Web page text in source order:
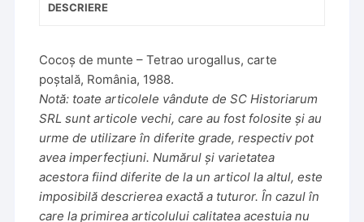
DESCRIERE
Cocoș de munte – Tetrao urogallus, carte
poștală, România, 1988.
Notă: toate articolele vândute de SC Historiarum
SRL sunt articole vechi, care au fost folosite și au
urme de utilizare în diferite grade, respectiv pot
avea imperfecțiuni. Numărul și varietatea
acestora fiind diferite de la un articol la altul, este
imposibilă descrierea exactă a tuturor. În cazul în
care la primirea articolului calitatea acestuia nu